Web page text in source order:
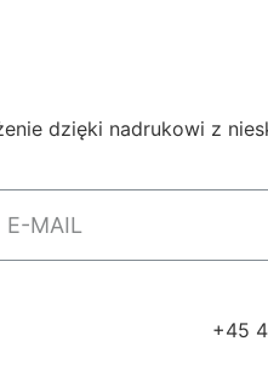
dzięki nadrukowi z
+45